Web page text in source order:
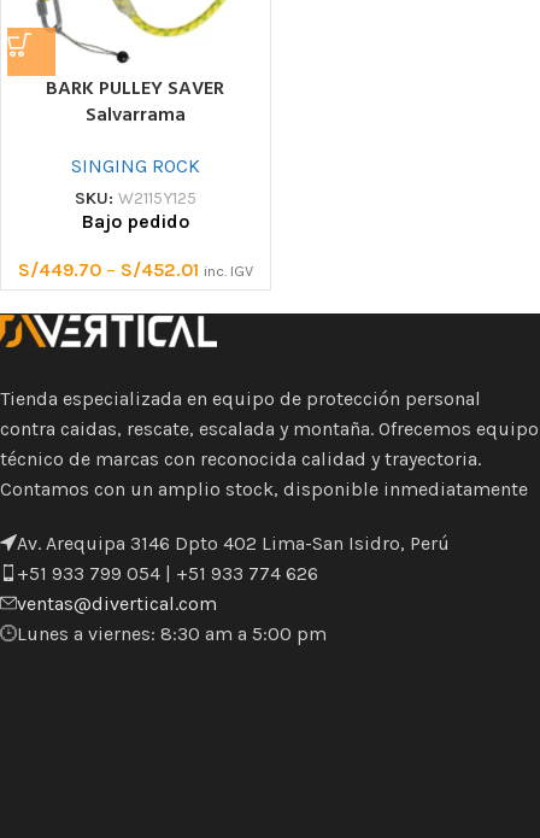
BARK PULLEY SAVER
Salvarrama
SINGING ROCK
SKU: W2115Y125
Bajo pedido
S/449.70 – S/452.01 inc. IGV
Tienda especializada en equipo de protección personal
contra caidas, rescate, escalada y montaña. Ofrecemos equipo
técnico de marcas con reconocida calidad y trayectoria.
Contamos con un amplio stock, disponible inmediatamente
Av. Arequipa 3146 Dpto 402 Lima-San Isidro, Perú
+51 933 799 054 | +51 933 774 626
ventas@divertical.com
Lunes a viernes: 8:30 am a 5:00 pm